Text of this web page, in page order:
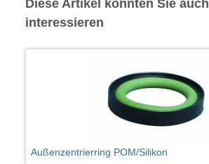
Diese Artikel könnten Sie auch
interessieren
Außenzentrierring POM/Silikon